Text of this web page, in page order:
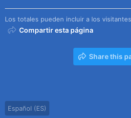
Los totales pueden incluir a los
Compartir esta página
Share this
Español (ES)